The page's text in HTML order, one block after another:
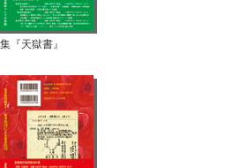
『天獄書』